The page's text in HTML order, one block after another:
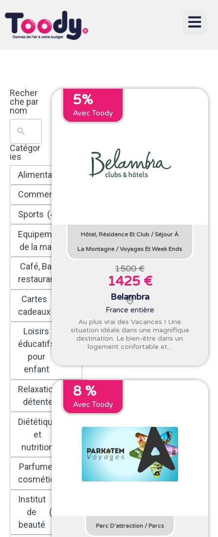
Recher
che par
nom
Catégor
ies
Alimentation
Commerces
Sports (4)
Equipements
de la maison
Café, Bar,
restaurant
Cartes
cadeaux
Loisirs
éducatifs
pour
enfant
Relaxation
détente
(136)
Diététique
et
nutrition
Parfumerie,
cosmétique
Institut
de
beauté
(82)
5%
Avec Toody
Hôtel, Résidence Et Club /Séjour À
La Montagne /Voyages Et Week Ends
1500 €
1425 €
Belambra
France entière
Au plus vrai des Vacances ! Une
situation idéale dans une magnifique
destination. Le bien-être dans un
logement confortable et...
8 %
Avec Toody
Parc D'attraction/ Parcs